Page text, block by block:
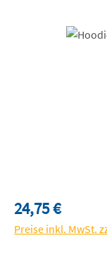
Bildergalerie
Regulärer Preis:
24,75 €
Preise inkl. MwSt.